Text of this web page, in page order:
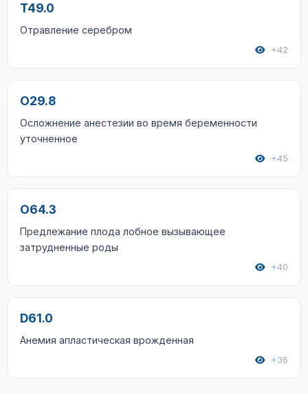
T49.0
Отравление серебром
+42
O29.8
Осложнение анестезии во время беременности
уточненное
+45
O64.3
Предлежание плода лобное вызывающее
затрудненные роды
+40
D61.0
Анемия апластическая врожденная
+36